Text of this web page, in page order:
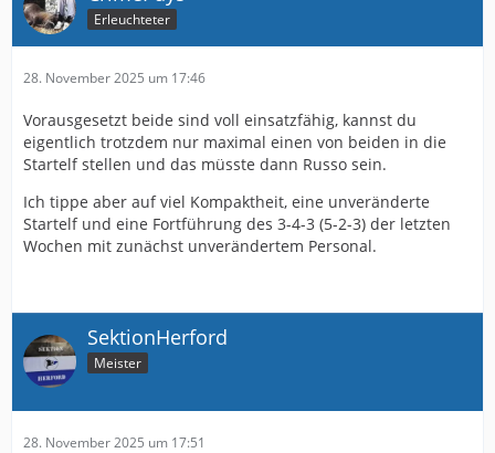
Erleuchteter
28. November 2025 um 17:46
Vorausgesetzt beide sind voll einsatzfähig, kannst du
eigentlich trotzdem nur maximal einen von beiden in die
Startelf stellen und das müsste dann Russo sein.
Ich tippe aber auf viel Kompaktheit, eine unveränderte
Startelf und eine Fortführung des 3-4-3 (5-2-3) der letzten
Wochen mit zunächst unverändertem Personal.
SektionHerford
Meister
28. November 2025 um 17:51